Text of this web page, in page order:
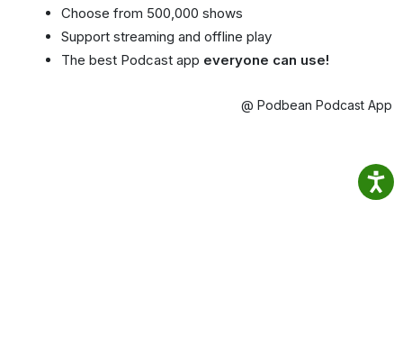
Choose from 500,000 shows
Support streaming and offline play
The best Podcast app everyone can use!
@ Podbean Podcast App